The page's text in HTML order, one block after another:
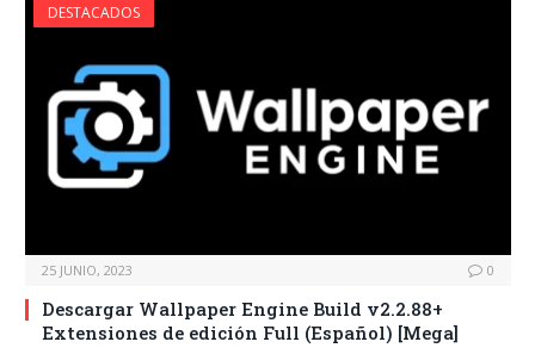
DESTACADOS
25 JUNIO, 2023 0
Descargar Wallpaper Engine Build v2.2.88+
Extensiones de edición Full (Español) [Mega]